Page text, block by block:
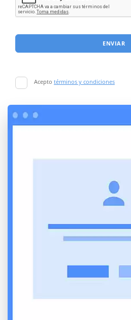
ENVIAR
Acepto términos y condiciones